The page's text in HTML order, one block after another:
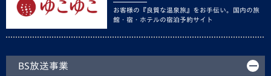
お客様の『良質な温泉旅』をお手伝い。国内の旅
館・宿・ホテルの宿泊予約サイト
BS放送事業